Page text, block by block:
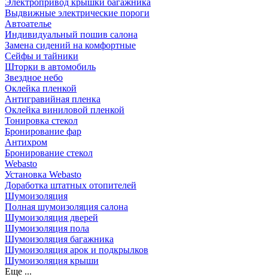
Электропривод крышки багажника
Выдвижные электрические пороги
Автоателье
Индивидуальный пошив салона
Замена сидений на комфортные
Сейфы и тайники
Шторки в автомобиль
Звездное небо
Оклейка пленкой
Антигравийная пленка
Оклейка виниловой пленкой
Тонировка стекол
Бронирование фар
Антихром
Бронирование стекол
Webasto
Установка Webasto
Доработка штатных отопителей
Шумоизоляция
Полная шумоизоляция салона
Шумоизоляция дверей
Шумоизоляция пола
Шумоизоляция багажника
Шумоизоляция арок и подкрылков
Шумоизоляция крыши
Еще ...